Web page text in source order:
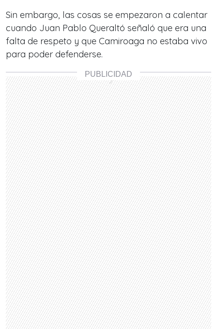
Sin embargo, las cosas se empezaron a calentar
cuando Juan Pablo Queraltó señaló que era una
falta de respeto y que Camiroaga no estaba vivo
para poder defenderse.